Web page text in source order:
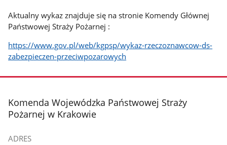
Aktualny wykaz znajduje się na stronie Komendy Głównej
Państwowej Straży Pożarnej :
https://www.gov.pl/web/kgpsp/wykaz-rzeczoznawcow-ds-
zabezpieczen-przeciwpozarowych
stopka
Komenda Wojewódzka Państwowej Straży
Pożarnej w Krakowie
ADRES